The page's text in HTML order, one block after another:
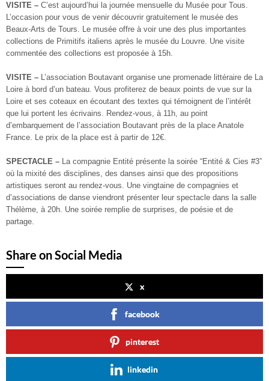
VISITE – C’est aujourd’hui la journée mensuelle du Musée pour Tous.
L’occasion pour vous de venir découvrir gratuitement le musée des
Beaux-Arts de Tours. Le musée offre à voir une des plus importantes
collections de Primitifs italiens après le musée du Louvre. Une visite
commentée des collections est proposée à 15h.
VISITE – L’association Boutavant organise une promenade littéraire de La
Loire à bord d’un bateau. Vous profiterez de beaux points de vue sur la
Loire et ses coteaux en écoutant des textes qui témoignent de l’intérêt
que lui portent les écrivains. Rendez-vous, à 11h, au point
d’embarquement de l’association Boutavant près de la place Anatole
France. Le prix de la place est à partir de 12€.
SPECTACLE – La compagnie Entité présente la soirée “Entité & Cies #3”
où la mixité des disciplines, des danses ainsi que des propositions
artistiques seront au rendez-vous. Une vingtaine de compagnies et
d’associations de danse viendront présenter leur spectacle dans la salle
Thélème, à 20h. Une soirée remplie de surprises, de poésie et de
partage.
Share on Social Media
x
facebook
pinterest
linkedin